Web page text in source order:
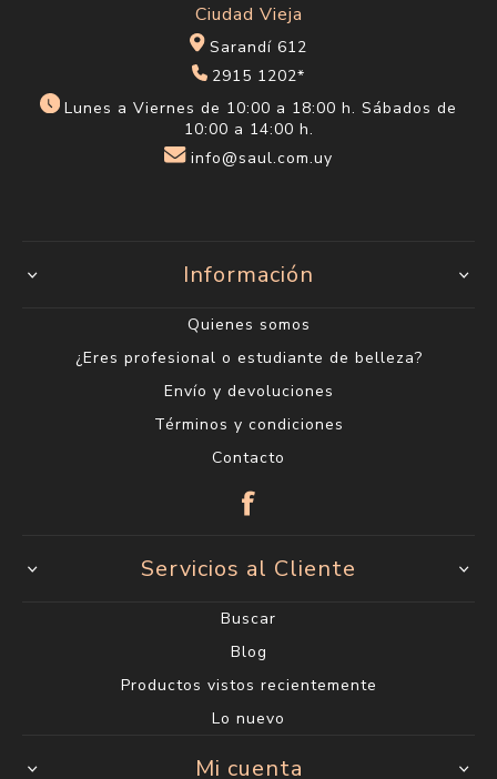
Ciudad Vieja
Sarandí 612
2915 1202*
Lunes a Viernes de 10:00 a 18:00 h. Sábados de
10:00 a 14:00 h.
info@saul.com.uy
Información
Quienes somos
¿Eres profesional o estudiante de belleza?
Envío y devoluciones
Términos y condiciones
Contacto
Servicios al Cliente
Buscar
Blog
Productos vistos recientemente
Lo nuevo
Mi cuenta